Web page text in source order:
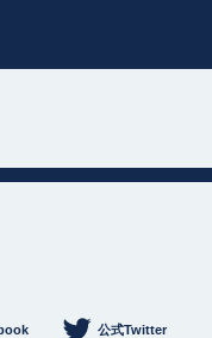
公式Twitter